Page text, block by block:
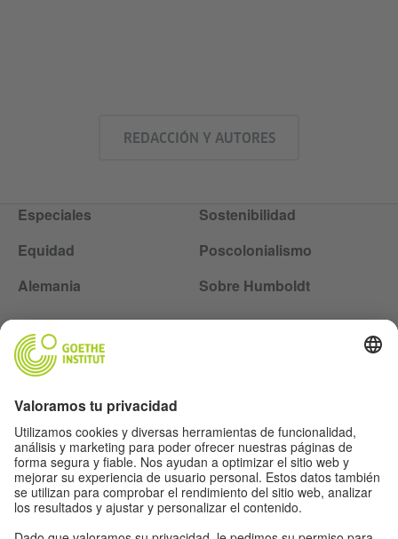
REDACCIÓN Y AUTORES
Especiales
Sostenibilidad
Equidad
Poscolonialismo
Alemania
Sobre Humboldt
Aviso legal
Protección de datos
Condiciones de uso
Proteção de dados
Siga la revista Humboldt en las redes sociales